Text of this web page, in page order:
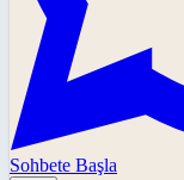
Sohbete Başla